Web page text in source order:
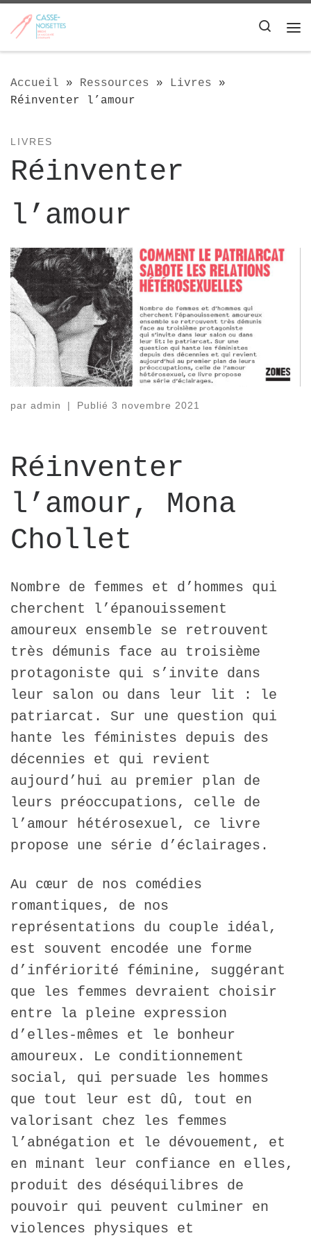
Passer au contenu
Accueil » Ressources » Livres
»
Réinventer l’amour
LIVRES
Réinventer
l’amour
par admin | Publié 3 novembre 2021
Réinventer
l’amour, Mona
Chollet
Nombre de femmes et d’hommes qui
cherchent l’épanouissement
amoureux ensemble se retrouvent
très démunis face au troisième
protagoniste qui s’invite dans
leur salon ou dans leur lit : le
patriarcat. Sur une question qui
hante les féministes depuis des
décennies et qui revient
aujourd’hui au premier plan de
leurs préoccupations, celle de
l’amour hétérosexuel, ce livre
propose une série d’éclairages.
Au cœur de nos comédies
romantiques, de nos
représentations du couple idéal,
est souvent encodée une forme
d’infériorité féminine, suggérant
que les femmes devraient choisir
entre la pleine expression
d’elles-mêmes et le bonheur
amoureux. Le conditionnement
social, qui persuade les hommes
que tout leur est dû, tout en
valorisant chez les femmes
l’abnégation et le dévouement, et
en minant leur confiance en elles,
produit des déséquilibres de
pouvoir qui peuvent culminer en
violences physiques et